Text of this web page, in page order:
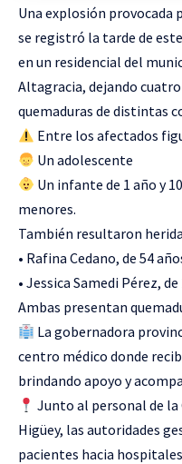
Una explosión provocada
se registró la tarde de
en un residencial del
Altagracia, dejando
quemaduras de distintas
Entre los afectados
Un adolescente
Un infante de 1 año y
menores.
También resultaron
• Rafina Cedano, de 54
• Jessica Samedi Pérez, de
Ambas presentan
La gobernadora
centro médico donde
brindando apoyo y
Junto al personal de la
Higüey, las autoridades
pacientes hacia